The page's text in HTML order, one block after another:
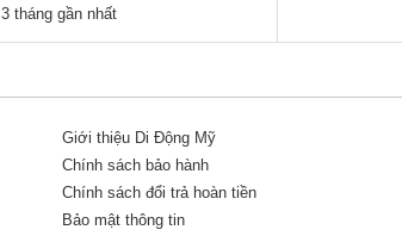
3 tháng gần nhất
Giới thiệu Di Động Mỹ
Chính sách bảo hành
Chính sách đổi trả hoàn tiền
Bảo mật thông tin